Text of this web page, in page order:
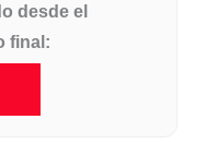
desde el
final: